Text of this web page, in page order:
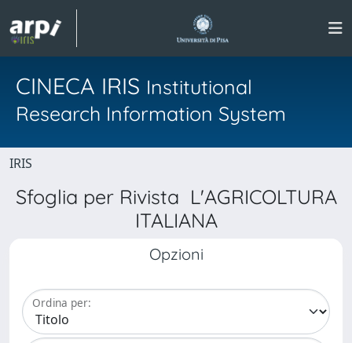
CINECA IRIS Institutional
Research Information System
IRIS
Sfoglia per Rivista L'AGRICOLTURA
ITALIANA
Opzioni
Ordina per: